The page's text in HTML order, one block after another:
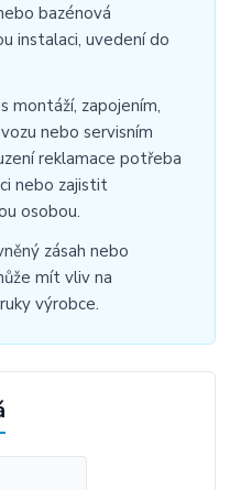
bazénová
instalaci, uvedení do
montáží, zapojením,
nebo servisním
reklamace potřeba
nebo zajistit
osobou.
zásah nebo
mít vliv na
výrobce.